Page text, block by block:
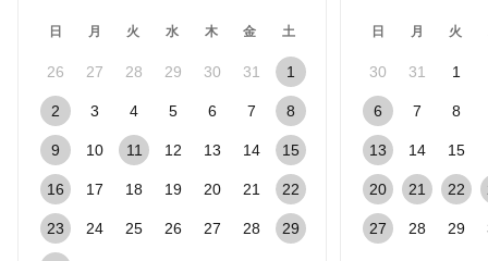
日 月 火 水 木 金 土
26 27 28 29 30 31 1
2 3 4 5 6 7 8
9 10 11 12 13 14 15
16 17 18 19 20 21 22
23 24 25 26 27 28 29
日 月 火
30 31 1
6 7 8
13 14 15
20 21 22
27 28 29